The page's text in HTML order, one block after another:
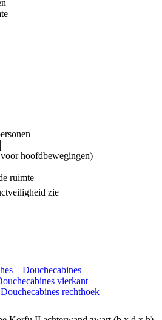
hoofdbewegingen)
ruimte
zie
Douchecabines
vierkant
Douchecabines rechthoek